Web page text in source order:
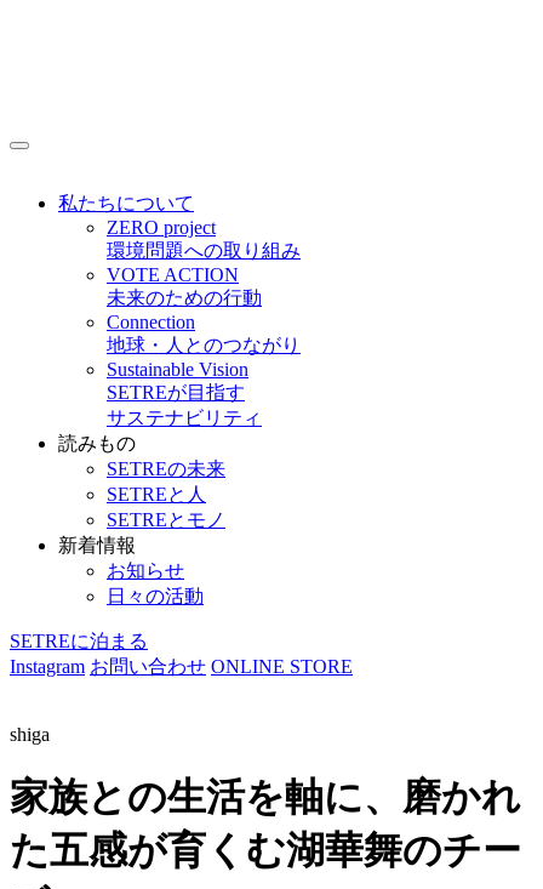
私たちについて
ZERO project
環境問題への取り組み
VOTE ACTION
未来のための行動
Connection
地球・人とのつながり
Sustainable Vision
SETREが目指す
サステナビリティ
読みもの
SETREの未来
SETREと人
SETREとモノ
新着情報
お知らせ
日々の活動
SETREに泊まる
Instagram お問い合わせ ONLINE STORE
shiga
家族との生活を軸に、磨かれ
た五感が育くむ湖華舞のチー